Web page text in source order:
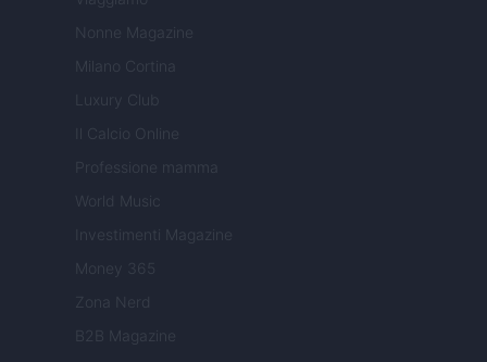
Nonne Magazine
Milano Cortina
Luxury Club
Il Calcio Online
Professione mamma
World Music
Investimenti Magazine
Money 365
Zona Nerd
B2B Magazine